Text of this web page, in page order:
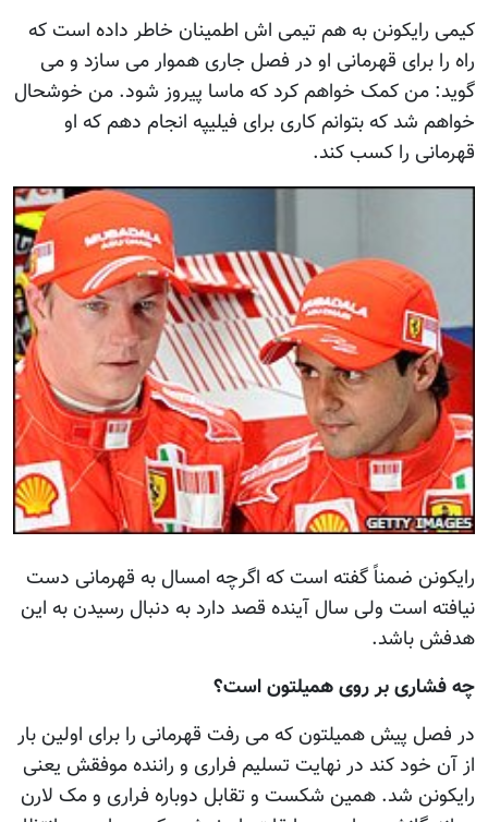
کیمی رایکونن به هم تیمی اش اطمینان خاطر داده است که
راه را برای قهرمانی او در فصل جاری هموار می سازد و می
گوید: من کمک خواهم کرد که ماسا پیروز شود. من خوشحال
خواهم شد که بتوانم کاری برای فیلیپه انجام دهم که او
قهرمانی را کسب کند.
رایکونن ضمناً گفته است که اگرچه امسال به قهرمانی دست
نیافته است ولی سال آینده قصد دارد به دنبال رسیدن به این
هدفش باشد.
چه فشاری بر روی همیلتون است؟
در فصل پیش همیلتون که می رفت قهرمانی را برای اولین بار
از آن خود کند در نهایت تسلیم فراری و راننده موفقش یعنی
رایکونن شد. همین شکست و تقابل دوباره فراری و مک لارن